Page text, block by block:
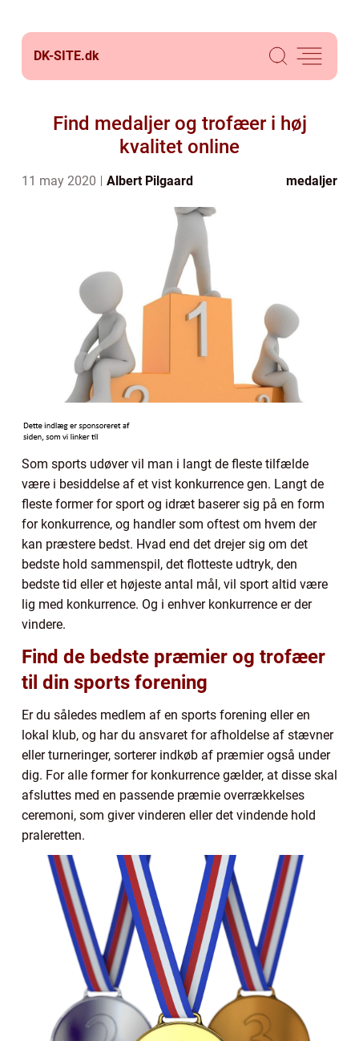
DK-SITE.dk
Find medaljer og trofæer i høj
kvalitet online
11 may 2020 Albert Pilgaard medaljer
Som sports udøver vil man i langt de fleste tilfælde
være i besiddelse af et vist konkurrence gen. Langt de
fleste former for sport og idræt baserer sig på en form
for konkurrence, og handler som oftest om hvem der
kan præstere bedst. Hvad end det drejer sig om det
bedste hold sammenspil, det flotteste udtryk, den
bedste tid eller et højeste antal mål, vil sport altid være
lig med konkurrence. Og i enhver konkurrence er der
vindere.
Find de bedste præmier og trofæer
til din sports forening
Er du således medlem af en sports forening eller en
lokal klub, og har du ansvaret for afholdelse af stævner
eller turneringer, sorterer indkøb af præmier også under
dig. For alle former for konkurrence gælder, at disse skal
afsluttes med en passende præmie overrækkelses
ceremoni, som giver vinderen eller det vindende hold
praleretten.